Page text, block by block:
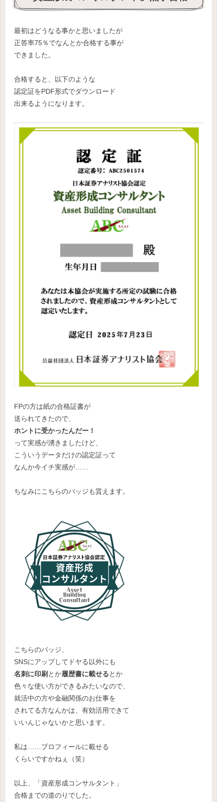
最初はどうなる事かと思いましたが
正答率75％でなんとか合格する事が
できました。
合格すると、以下のような
認定証をPDF形式でダウンロード
出来るようになります。
FPの方は紙の合格証書が
送られてきたので、
ホントに受かったんだー！
って実感が湧きましたけど、
こういうデータだけの認定証って
なんか今イチ実感が……
ちなみにこちらのバッジも貰えます。
こちらのバッジ、
SNSにアップしてドヤる以外にも
名刺に印刷 とか履歴書に載せるとか
色々な使い方ができるみたいなので、
就活中の方や金融関係のお仕事を
されてる方なんかは、有効活用できて
いいんじゃないかと思います。
私は……プロフィールに載せる
くらいですかねぇ（笑）
以上、「資産形成コンサルタント」
合格までの道のりでした。